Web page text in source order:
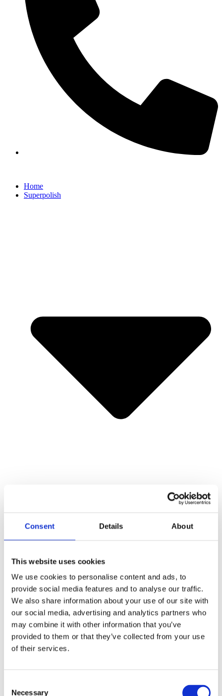
Consent Details About
This website uses cookies
We use cookies to personalise content and ads, to
provide social media features and to analyse our traffic.
We also share information about your use of our site with
our social media, advertising and analytics partners who
may combine it with other information that you’ve
provided to them or that they’ve collected from your use
of their services.
Necessary
Home
Superpolish
Frågor och svar
Superpolish på husvagnen/husbilen
Detaljerad bruksanvisning
Så här använder du UltraGlozz
Polerrondel
Ultraglozz
Båttillbehör